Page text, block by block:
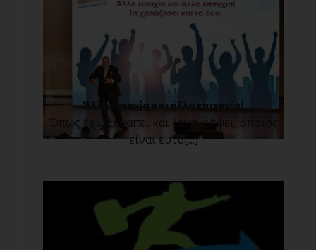
Άλλο ευτυχία και άλλο επιτυχία!
Όπως έχω ξαναπεί και ξαναγράψει, όποιος
είναι ευτυ[...]